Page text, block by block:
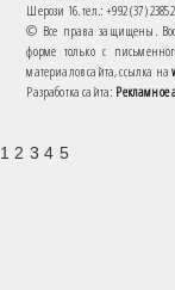
Шерози 16. тел.: +992 (37)
© Все права защищены.
форме только с
материалов сайта, ссылка на
Разработка сайта: Рекламное
1 2 3 4 5